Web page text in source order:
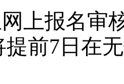
上报名审
提前7 日在